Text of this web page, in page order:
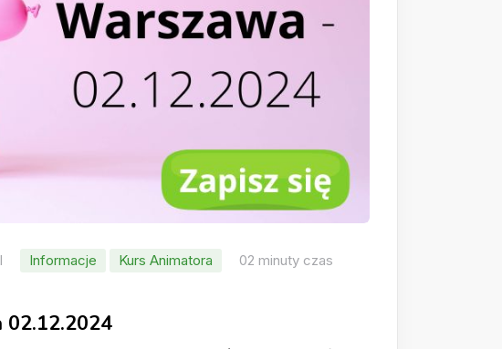
Informacje Kurs Animatora
02 minuty czas
02.12.2024